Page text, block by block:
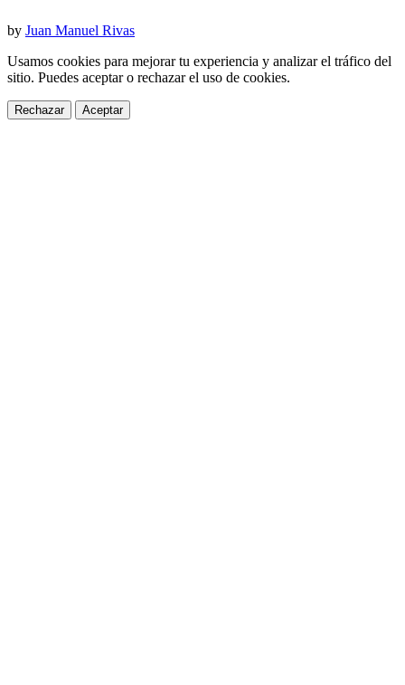
by Juan Manuel Rivas
Usamos cookies para mejorar tu experiencia y analizar el tráfico del
sitio. Puedes aceptar o rechazar el uso de cookies.
Rechazar Aceptar